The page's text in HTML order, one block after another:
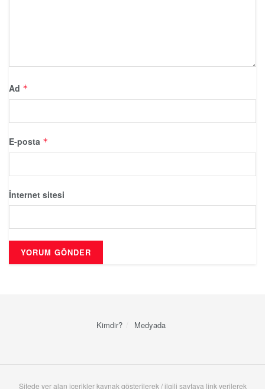
Ad *
E-posta *
İnternet sitesi
Kimdir? Medyada
Sitede yer alan içerikler kaynak gösterilerek / ilgili sayfaya link verilerek